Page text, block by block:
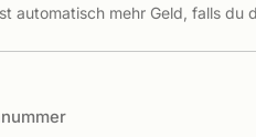
automatisch mehr Geld, falls du